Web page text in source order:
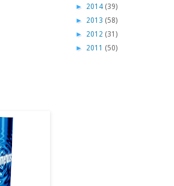
► 2014 (39)
► 2013 (58)
► 2012 (31)
► 2011 (50)